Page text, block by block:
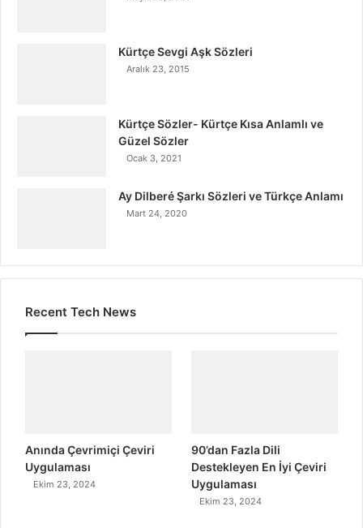
Kürtçe Sevgi Aşk Sözleri
Aralık 23, 2015
Kürtçe Sözler- Kürtçe Kısa Anlamlı ve
Güzel Sözler
Ocak 3, 2021
Ay Dilberé Şarkı Sözleri ve Türkçe Anlamı
Mart 24, 2020
Recent Tech News
Anında Çevrimiçi Çeviri
Uygulaması
Ekim 23, 2024
90’dan Fazla Dili
Destekleyen En İyi Çeviri
Uygulaması
Ekim 23, 2024